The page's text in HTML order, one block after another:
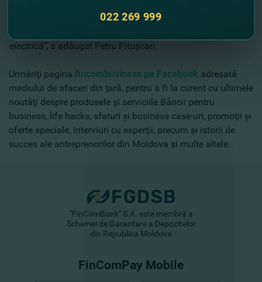
pentru a reduce din consumul de energie şi să-l
electrică”, a adăugat Petru Pituşcan.
Urmăriţi pagina fincombusiness pe Facebook adresată
mediului de afaceri din ţară, pentru a fi la curent cu ultimele
noutăţi despre produsele şi serviciile Băncii pentru
business, life hacks, sfaturi şi business case-uri, promoţii şi
oferte speciale, interviuri cu experţii, precum şi istorii de
succes ale antreprenorilor din Moldova şi multe altele.
"FinComBank" S.A. este membră a
Schemei de Garantare a Depozitelor
din Republica Moldova
FinComPay Mobile
022 269 999